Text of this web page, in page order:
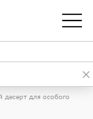
для особого